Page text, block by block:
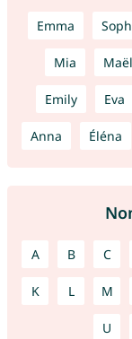
Emma
Mia
Emily Eva
Anna Éléna
A B C
K L M
U